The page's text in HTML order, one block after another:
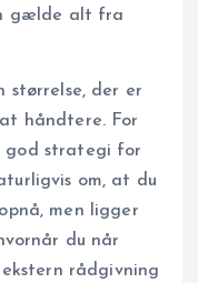
gælde alt fra
størrelse, der er
håndtere. For
god strategi for
om, at du
men ligger
du når
rådgivning